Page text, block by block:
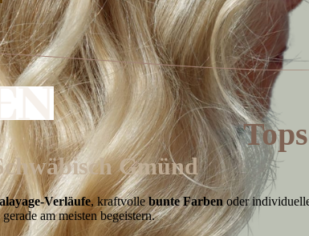
Gmünd
Verläufe, kraftvollebunte Farbenoder
am meisten begeistern.